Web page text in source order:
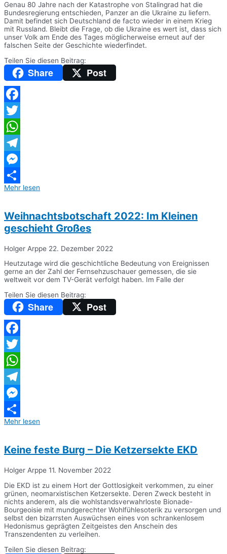
Genau 80 Jahre nach der Katastrophe von Stalingrad hat die
Bundesregierung entschieden, Panzer an die Ukraine zu liefern.
Damit befindet sich Deutschland de facto wieder in einem Krieg
mit Russland. Bleibt die Frage, ob die Ukraine es wert ist, dass sich
unser Volk am Ende des Tages möglicherweise erneut auf der
falschen Seite der Geschichte wiederfindet.
Teilen Sie diesen Beitrag:
Share Post
Facebook
Twitter
WhatsApp
Telegram
Messenger
Teilen
Mehr lesen
Weihnachtsbotschaft 2022: Im Kleinen
geschieht Großes
Holger Arppe 22. Dezember 2022
Heutzutage wird die geschichtliche Bedeutung von Ereignissen
gerne an der Zahl der Fernsehzuschauer gemessen, die sie
weltweit vor dem TV-Gerät verfolgt haben. Im Falle der
Teilen Sie diesen Beitrag:
Share Post
Facebook
Twitter
WhatsApp
Telegram
Messenger
Teilen
Mehr lesen
Keine feste Burg – Die Ketzersekte EKD
Holger Arppe 11. November 2022
Die EKD ist zu einem Hort der Gottlosigkeit verkommen, zu einer
grünen, neomarxistischen Ketzersekte. Deren Zweck besteht in
nichts anderem, als die wohlstandsverwahrloste Bionade-
Bourgeoisie mit mundgerechter Wohlfühlesoterik zu versorgen und
selbst den bizarrsten Auswüchsen eines von schrankenlosem
Hedonismus geprägten Zeitgeistes den Anschein des
Transzendenten zu verleihen.
Teilen Sie diesen Beitrag: